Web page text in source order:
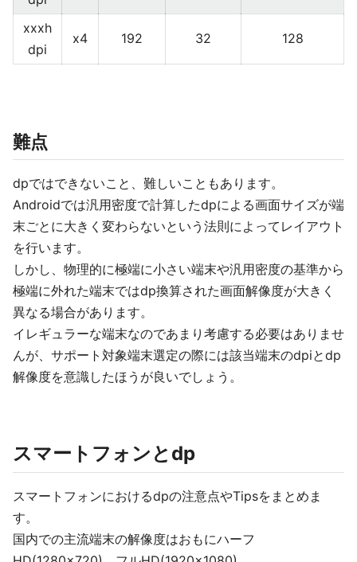
xxxh
dpi
x4 192 32 128
難点
dpではできないこと、難しいこともあります。
Androidでは汎用密度で計算したdpによる画面サイズが端
末ごとに大きく変わらないという法則によってレイアウト
を行います。
しかし、物理的に極端に小さい端末や汎用密度の基準から
極端に外れた端末ではdp換算された画面解像度が大きく
異なる場合があります。
イレギュラーな端末なのであまり考慮する必要はありませ
んが、サポート対象端末選定の際には該当端末のdpiとdp
解像度を意識したほうが良いでしょう。
スマートフォンとdp
スマートフォンにおけるdpの注意点やTipsをまとめま
す。
国内での主流端末の解像度はおもにハーフ